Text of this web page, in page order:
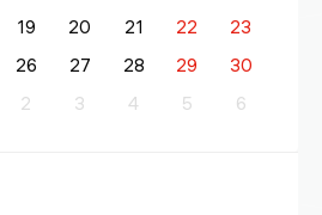
19 20 21 22
23
26 27 28 29
30
2 3 4 5 6